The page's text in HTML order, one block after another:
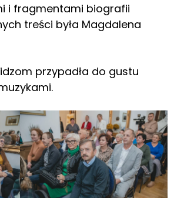
i fragmentami biografii
treści była Magdalena
przypadła do gustu